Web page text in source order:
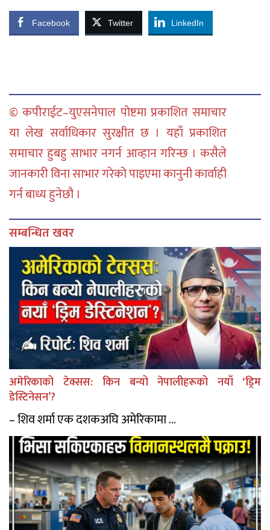
Facebook Twitter LinkedIn
© कपीराईट–युएसनेपाल पोष्टमा प्रकाशित समाचार
या लेख सर्वाधिकार सुरक्षीत छ । यहाँ प्रकाशित
समाचार हुबहु साभार नगर्न आव्हान गरिन्छ । कसैले
जानकारी विना साभार गरेको पाइएमा कानुनी कार्वाही
गर्न बाध्य हुनेछौ ।
सम्बन्धित खवर
अमेरिकाको टेक्सस: किन बन्यो नेपालीहरूको नयाँ ‘ड्रिम
डेस्टिनेसन’?
– शिव शर्मा एक दशकअघि अमेरिकामा ...